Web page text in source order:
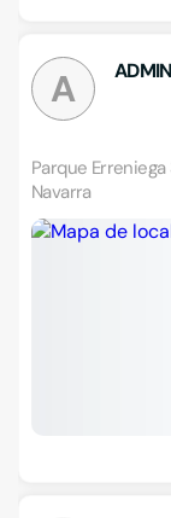
A
Parque Erreniega
Navarra